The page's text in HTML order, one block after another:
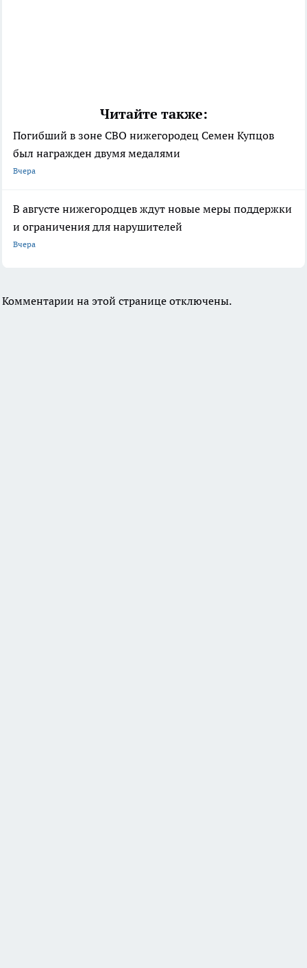
Читайте также:
Погибший в зоне СВО нижегородец Семен Купцов
был награжден двумя медалями
Вчера
В августе нижегородцев ждут новые меры поддержки
и ограничения для нарушителей
Вчера
Комментарии на этой странице отключены.